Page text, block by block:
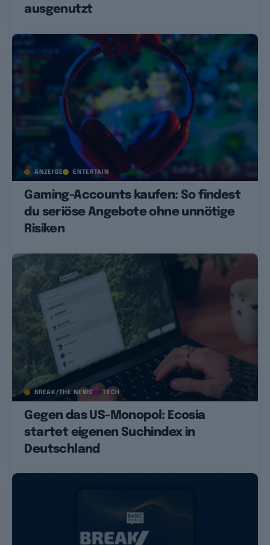
ausgenutzt
ANZEIGE ENTERTAIN
Gaming-Accounts kaufen: So findest
du seriöse Angebote ohne unnötige
Risiken
BREAK/THE NEWS TECH
Gegen das US-Monopol: Ecosia
startet eigenen Suchindex in
Deutschland